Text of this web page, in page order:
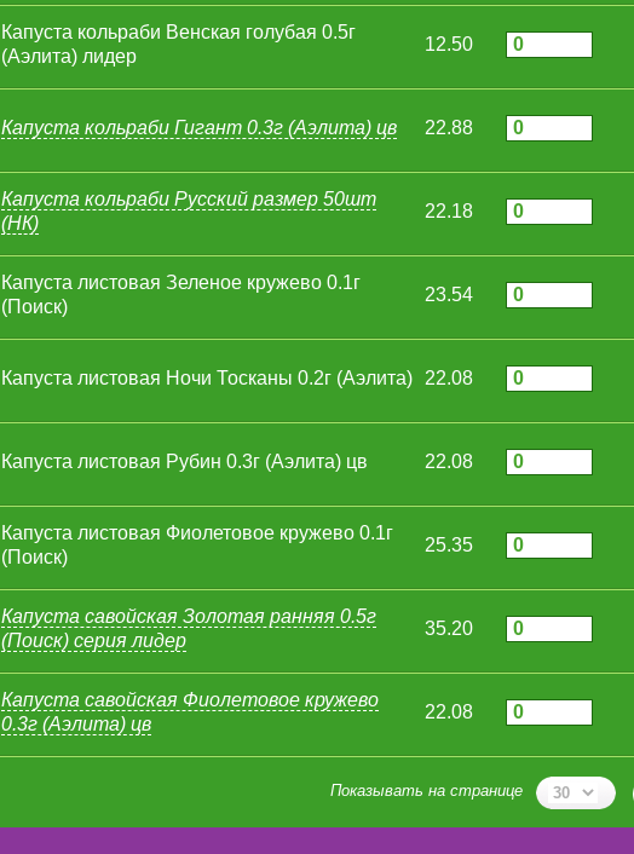
Капуста кольраби Венская голубая 0.5г
(Аэлита) лидер
12.50
Капуста кольраби Гигант 0.3г (Аэлита) цв 22.88
Капуста кольраби Русский размер 50шт
(НК)
22.18
Капуста листовая Зеленое кружево 0.1г
(Поиск)
23.54
Капуста листовая Ночи Тосканы 0.2г (Аэлита) 22.08
Капуста листовая Рубин 0.3г (Аэлита) цв 22.08
Капуста листовая Фиолетовое кружево 0.1г
(Поиск)
25.35
Капуста савойская Золотая ранняя 0.5г
(Поиск) серия лидер
35.20
Капуста савойская Фиолетовое кружево
0.3г (Аэлита) цв
22.08
Показывать на странице